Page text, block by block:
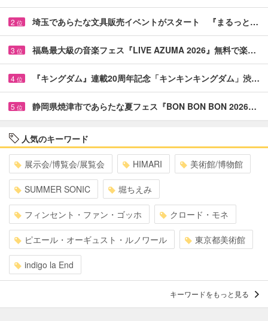
2 位 埼玉であらたな文具販売イベントがスタート 『まるっと…
3 位 福島最大級の音楽フェス『LIVE AZUMA 2026』無料で楽…
4 位 『キングダム』連載20周年記念「キンキンキングダム」渋…
5 位 静岡県焼津市であらたな夏フェス『BON BON BON 2026…
人気のキーワード
展示会/博覧会/展覧会 HIMARI 美術館/博物館
SUMMER SONIC 堀ちえみ
フィンセント・ファン・ゴッホ クロード・モネ
ピエール・オーギュスト・ルノワール 東京都美術館
indigo la End
キーワードをもっと見る